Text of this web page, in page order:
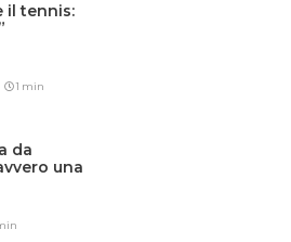
il tennis:
1 min
da
una